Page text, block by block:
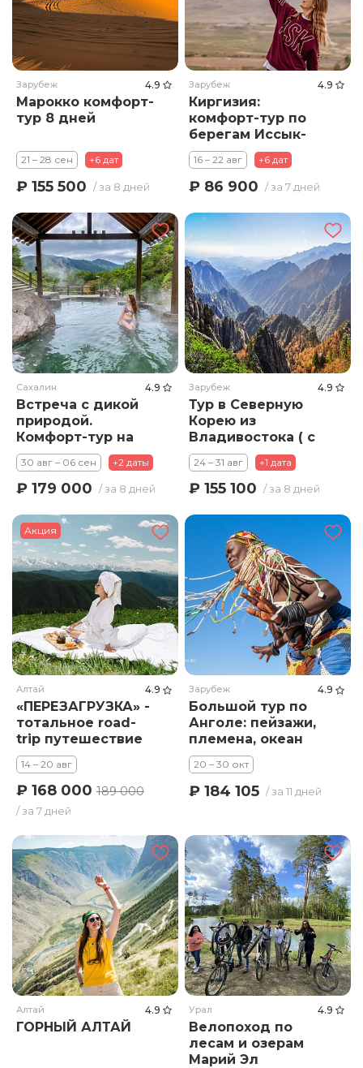
Зарубеж 4.9
Марокко комфорт-
тур 8 дней
21 – 28 сен +6 дат
₽ 155 500 / за 8 дней
Зарубеж 4.9
Киргизия:
комфорт-тур по
берегам Иссык-
Куля
16 – 22 авг +6 дат
₽ 86 900 / за 7 дней
Сахалин 4.9
Встреча с дикой
природой.
Комфорт-тур на
Сахалин и Курилы,
о. Итуруп - 8 дней
30 авг – 06 сен +2 даты
₽ 179 000 / за 8 дней
Зарубеж 4.9
Тур в Северную
Корею из
Владивостока ( с
перелетом)
24 – 31 авг +1 дата
₽ 155 100 / за 8 дней
Акция
Алтай 4.9
«ПЕРЕЗАГРУЗКА» -
тотальное road-
trip путешествие
по Алтаю
14 – 20 авг
₽ 168 000 189 000
/ за 7 дней
Зарубеж 4.9
Большой тур по
Анголе: пейзажи,
племена, океан
20 – 30 окт
₽ 184 105 / за 11 дней
Алтай 4.9
ГОРНЫЙ АЛТАЙ
Урал 4.9
Велопоход по
лесам и озерам
Марий Эл